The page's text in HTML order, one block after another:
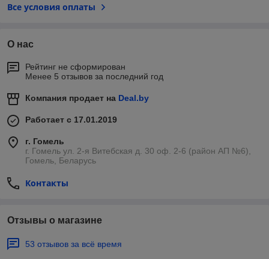
Все условия оплаты
О нас
Рейтинг не сформирован
Менее 5 отзывов за последний год
Компания продает на Deal.by
Работает с 17.01.2019
г. Гомель
г. Гомель ул. 2-я Витебская д. 30 оф. 2-6 (район АП №6),
Гомель, Беларусь
Контакты
Отзывы о магазине
53 отзывов за всё время